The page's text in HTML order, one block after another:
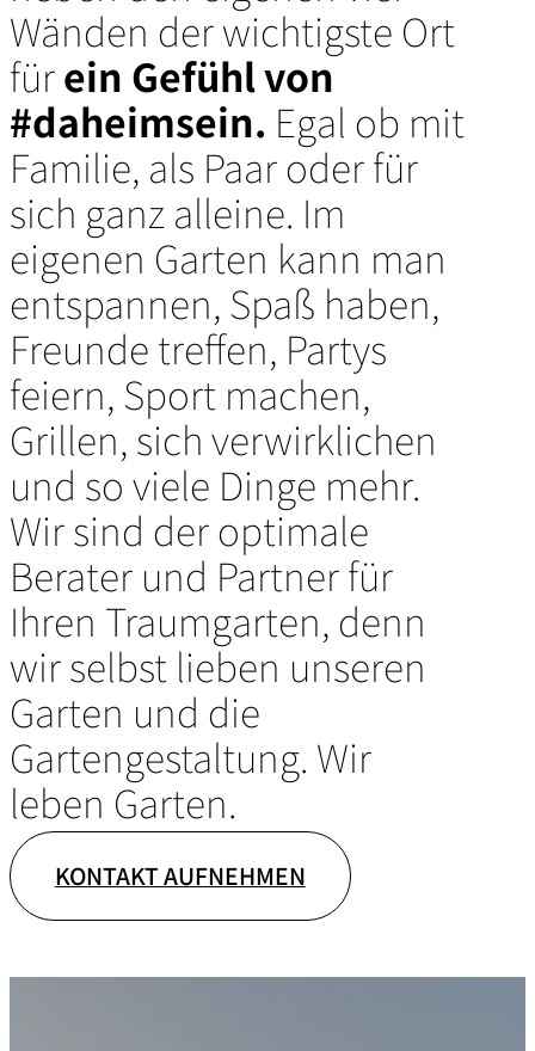
Wänden der wichtigste Ort
fürein Gefühl von
#daheimsein. Egal ob mit
Familie, als Paar oder für
sich ganz alleine. Im
eigenen Garten kann man
entspannen, Spaß haben,
Freunde treffen, Partys
feiern, Sport machen,
Grillen, sich verwirklichen
und so viele Dinge mehr.
Wir sind der optimale
Berater und Partner für
Ihren Traumgarten, denn
wir selbst lieben unseren
Garten und die
Gartengestaltung. Wir
leben Garten.
KONTAKT AUFNEHMEN